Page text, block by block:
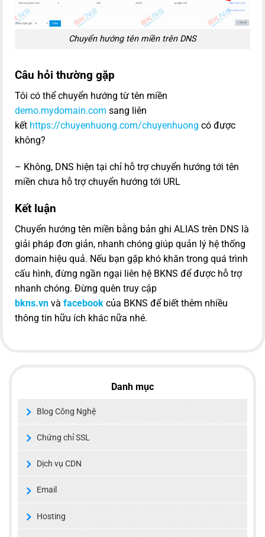
Chuyển hướng tên miền trên DNS
Câu hỏi thường gặp
Tôi có thể chuyển hướng từ tên miền
demo.mydomain.com sang liên
kết https://chuyenhuong.com/chuyenhuong có được
không?
– Không, DNS hiện tại chỉ hỗ trợ chuyển hướng tới tên
miền chưa hỗ trợ chuyển hướng tới URL
Kết luận
Chuyển hướng tên miền bằng bản ghi ALIAS trên DNS là
giải pháp đơn giản, nhanh chóng giúp quản lý hệ thống
domain hiệu quả. Nếu bạn gặp khó khăn trong quá trình
cấu hình, đừng ngần ngại liên hệ BKNS để được hỗ trợ
nhanh chóng. Đừng quên truy cập
bkns.vn và facebook của BKNS để biết thêm nhiều
thông tin hữu ích khác nữa nhé.
Danh mục
Blog Công Nghệ
Chứng chỉ SSL
Dịch vụ CDN
Email
Hosting